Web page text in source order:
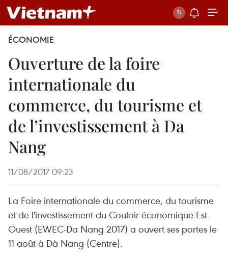
ÉCONOMIE
Ouverture de la foire
internationale du
commerce, du tourisme et
de l’investissement à Da
Nang
11/08/2017 09:23
La Foire internationale du commerce, du tourisme
et de l'investissement du Couloir économique Est-
Ouest (EWEC-Da Nang 2017) a ouvert ses portes le
11 août à Dà Nang (Centre).